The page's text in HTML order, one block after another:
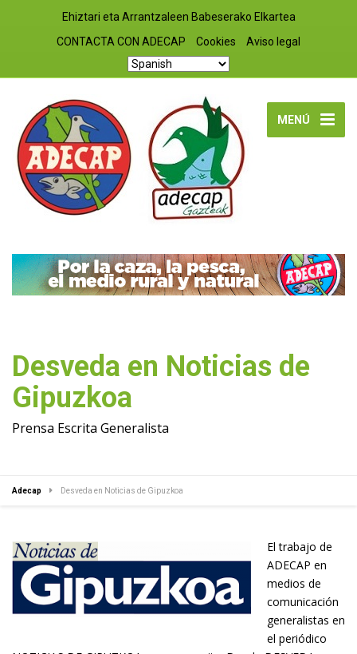
Ehiztari eta Arrantzaleen Babeserako Elkartea
CONTACTA CON ADECAP
Cookies Aviso legal
MENÚ
Desveda en Noticias de
Gipuzkoa
Prensa Escrita Generalista
Adecap Desveda en Noticias de Gipuzkoa
El trabajo de
ADECAP en
medios de
comunicación
generalistas en
el periódico